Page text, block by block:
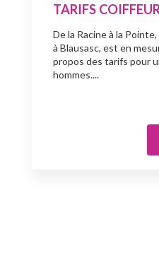
TARIFS
De la Racine à la
à Blausasc, est en
propos des tarifs pour
hommes....